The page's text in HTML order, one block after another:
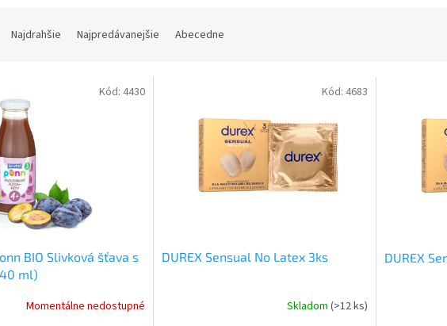
Najdrahšie Najpredávanejšie Abecedne
BIO Slivková šťava s
ml)
Momentálne nedostupné
Kód: 4430
DUREX Sensual No Latex 3ks
Skladom (>12 ks)
Kód: 4683
DUREX